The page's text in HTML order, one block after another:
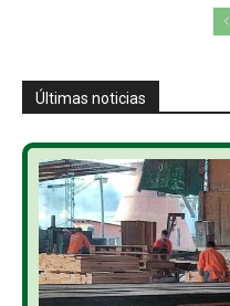
Últimas noticias